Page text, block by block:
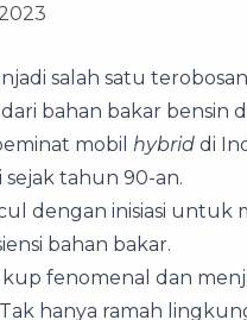
salah satu
dari bahan bakar bensin
mobil hybrid di
tahun 90-an.
dengan inisiasi untuk
bahan bakar.
fenomenal dan
hanya ramah